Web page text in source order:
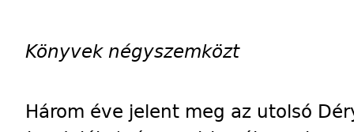
Könyvek négyszemközt
Három éve jelent meg az utolsó